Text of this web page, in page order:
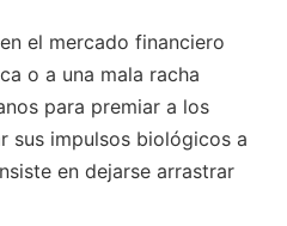
el mercado financiero
o a una mala racha
para premiar a los
sus impulsos biológicos a
en dejarse arrastrar